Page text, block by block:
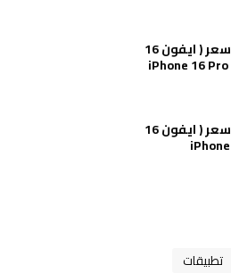
مواصفات وسعر ( ايفون 16
برو ماكس ) iPhone 16 Pro
مواصفات وسعر ( ايفون 16
تطبيقات